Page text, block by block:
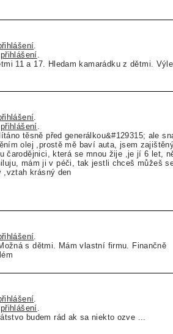
přihlášení
11 a 17. Hledam kamarádku z dětmi.
přihlášení
těsně před generálkou&#129315; ale
olej ,prostě mě baví auta, jsem
čarodějnici, která se mnou žije ,je jí 6 let,
mám ji v péči, tak jestli chceš můžeš
,vztah krásný den
s dětmi. Mám vlastní firmu. Finančně
přihlášení
budem rád ak sa niekto ozve ...